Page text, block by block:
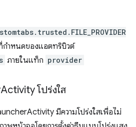
กําหนดของแอตทริบิวต์
ภายในแท็ก provider
Activity โปร่งใส
มีความโปร่งใสเพื่อไม่